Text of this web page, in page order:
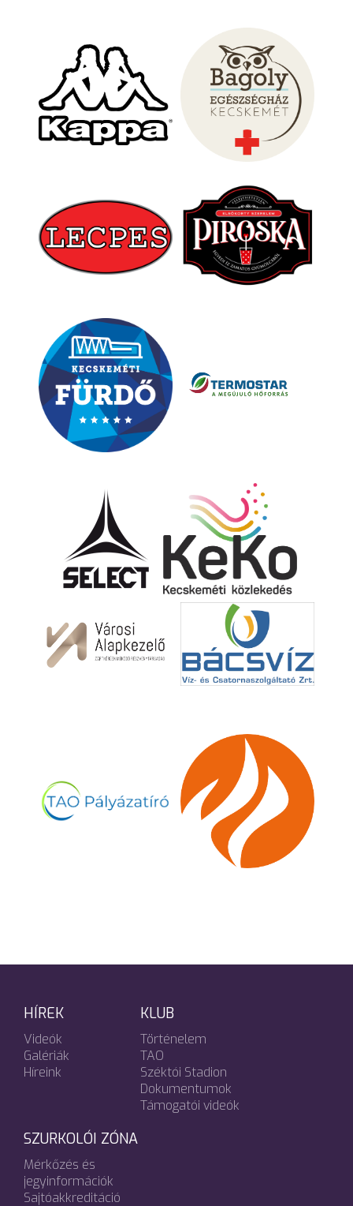
HÍREK
Videók
Galériák
Híreink
KLUB
Történelem
TAO
Széktói Stadion
Dokumentumok
Támogatói videók
SZURKOLÓI ZÓNA
Mérkőzés és
jegyinformációk
Sajtóakkreditáció